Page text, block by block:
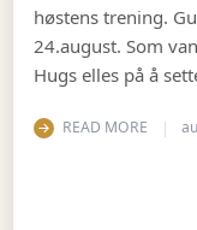
høstens trening.
24.august. Som
Hugs elles på å
READ MORE